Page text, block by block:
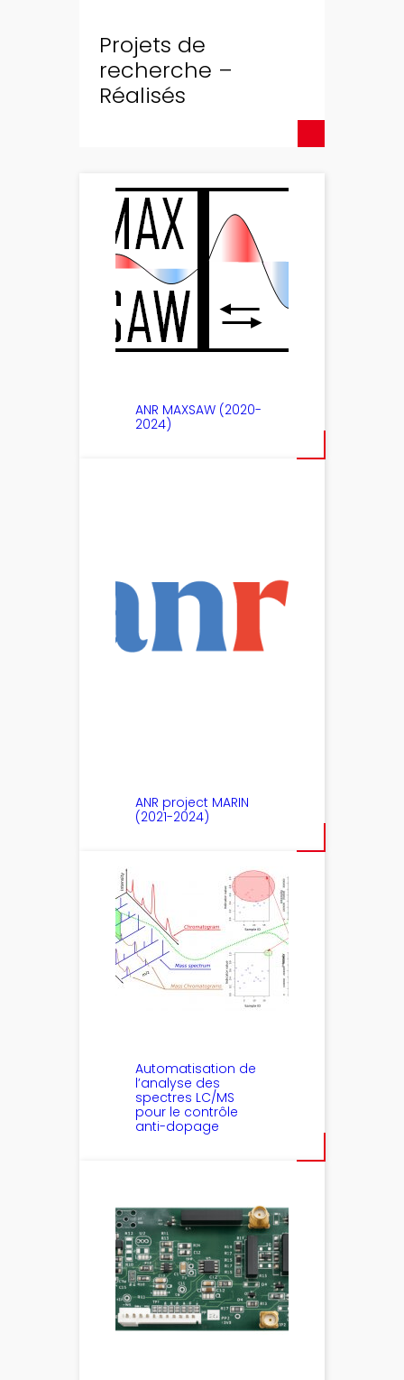
Projets de
recherche –
Réalisés
ANR MAXSAW (2020-
2024)
ANR project MARIN
(2021-2024)
Automatisation de
l’analyse des
spectres LC/MS
pour le contrôle
anti-dopage